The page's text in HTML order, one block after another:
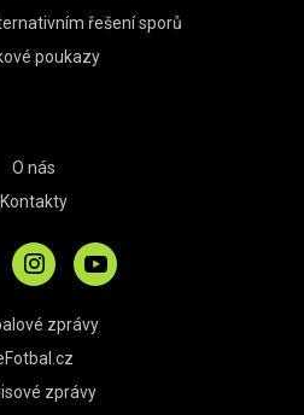
řešení sporů
poukazy
O nás
Kontakty
zprávy
zprávy